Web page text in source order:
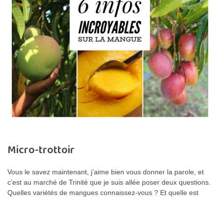
Micro-trottoir
Vous le savez maintenant, j’aime bien vous donner la parole, et
c’est au marché de Trinité que je suis allée poser deux questions.
Quelles variétés de mangues connaissez-vous ? Et quelle est